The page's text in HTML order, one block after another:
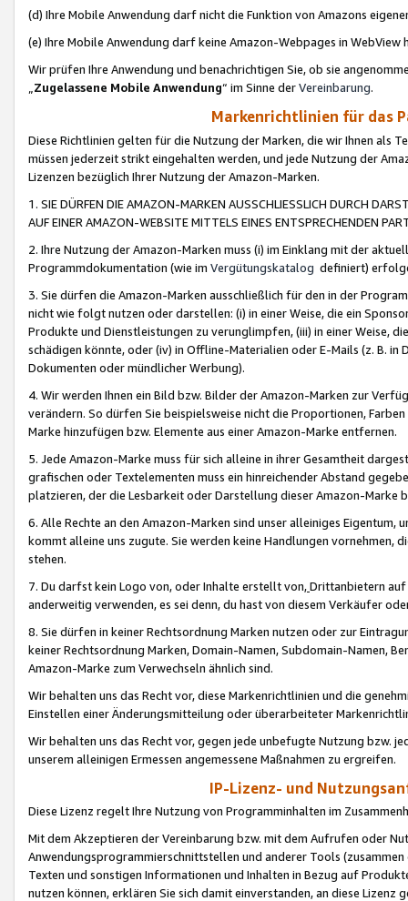
(d) Ihre Mobile Anwendung darf nicht die Funktion von Amazons
(e) Ihre Mobile Anwendung darf keine Amazon-Webpages in WebView
Wir prüfen Ihre Anwendung und benachrichtigen Sie, ob sie
„Zugelassene Mobile Anwendung“ im Sinne derVereinbarung.
Markenrichtlinien für das
Diese Richtlinien gelten für die Nutzung der Marken, die wir Ihnen als
müssen jederzeit strikt eingehalten werden, und jede Nutzung der
Lizenzen bezüglich Ihrer Nutzung der Amazon-Marken.
1. SIE DÜRFEN DIE AMAZON-MARKEN AUSSCHLIESSLICH DURCH
AUF EINER AMAZON-WEBSITE MITTELS EINES ENTSPRECHENDEN
2. Ihre Nutzung der Amazon-Marken muss (i) im Einklang mit der
Programmdokumentation (wie im Vergütungskatalog definiert)
3. Sie dürfen die Amazon-Marken ausschließlich für den in der
nicht wie folgt nutzen oder darstellen: (i) in einer Weise, die ein
Produkte und Dienstleistungen zu verunglimpfen, (iii) in einer Weise,
schädigen könnte, oder (iv) in Offline-Materialien oder E-Mails (z. B. in
Dokumenten oder mündlicher Werbung).
4. Wir werden Ihnen ein Bild bzw. Bilder der Amazon-Marken zur
verändern. So dürfen Sie beispielsweise nicht die Proportionen,
Marke hinzufügen bzw. Elemente aus einer Amazon-Marke entfernen.
5. Jede Amazon-Marke muss für sich alleine in ihrer Gesamtheit
grafischen oder Textelementen muss ein hinreichender Abstand
platzieren, der die Lesbarkeit oder Darstellung dieser Amazon-Marke
6. Alle Rechte an den Amazon-Marken sind unser alleiniges
kommt alleine uns zugute. Sie werden keine Handlungen vornehmen,
stehen.
7. Du darfst kein Logo von, oder Inhalte erstellt von,Drittanbietern auf
anderweitig verwenden, es sei denn, du hast von diesem Verkäufer
8. Sie dürfen in keiner Rechtsordnung Marken nutzen oder zur
keiner Rechtsordnung Marken, Domain-Namen, Subdomain-Namen,
Amazon-Marke zum Verwechseln ähnlich sind.
Wir behalten uns das Recht vor, diese Markenrichtlinien und die
Einstellen einer Änderungsmitteilung oder überarbeiteter
Wir behalten uns das Recht vor, gegen jede unbefugte Nutzung bzw.
unserem alleinigen Ermessen angemessene Maßnahmen zu ergreifen.
IP-Lizenz- und
Diese Lizenz regelt Ihre Nutzung von Programminhalten im
Mit dem Akzeptieren der Vereinbarung bzw. mit dem Aufrufen oder
Anwendungsprogrammierschnittstellen und anderer Tools (zusammen
Texten und sonstigen Informationen und Inhalten in Bezug auf
nutzen können, erklären Sie sich damit einverstanden, an diese Lizenz